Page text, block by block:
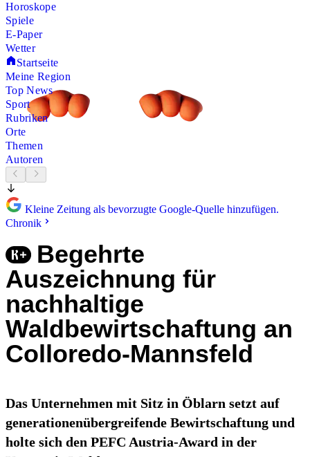
Horoskope
Spiele
E-Paper
Wetter
Startseite
Meine Region
Top News
Sport
Rubriken
Orte
Themen
Autoren
Kleine Zeitung als bevorzugte Google-Quelle hinzufügen.
Chronik
Begehrte
Auszeichnung für
nachhaltige
Waldbewirtschaftung an
Colloredo-Mannsfeld
Das Unternehmen mit Sitz in Öblarn setzt auf
generationenübergreifende Bewirtschaftung und
holte sich den PEFC Austria-Award in der